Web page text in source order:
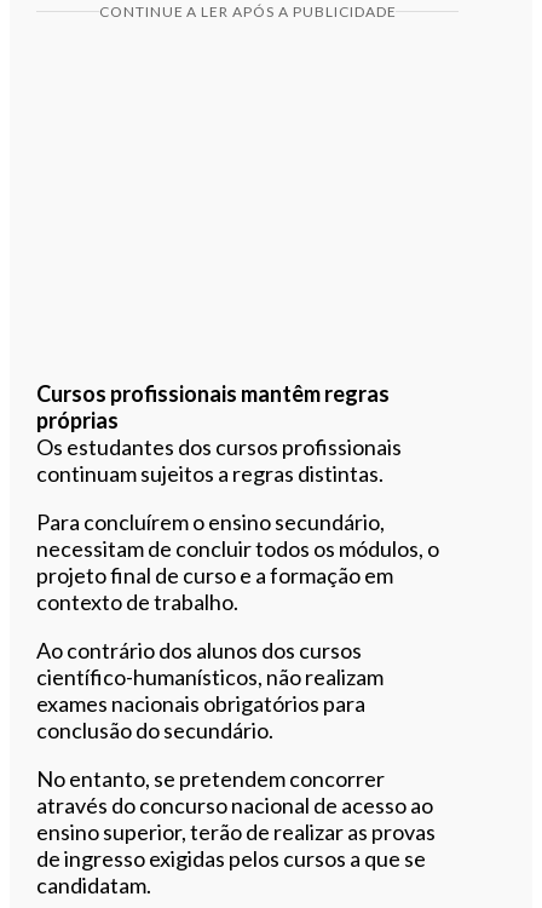
CONTINUE A LER APÓS A PUBLICIDADE
Cursos profissionais mantêm regras
próprias
Os estudantes dos cursos profissionais
continuam sujeitos a regras distintas.
Para concluírem o ensino secundário,
necessitam de concluir todos os módulos, o
projeto final de curso e a formação em
contexto de trabalho.
Ao contrário dos alunos dos cursos
científico-humanísticos, não realizam
exames nacionais obrigatórios para
conclusão do secundário.
No entanto, se pretendem concorrer
através do concurso nacional de acesso ao
ensino superior, terão de realizar as provas
de ingresso exigidas pelos cursos a que se
candidatam.